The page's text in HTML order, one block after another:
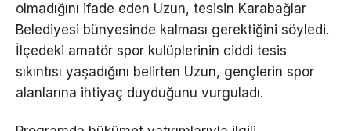
olmadığını ifade eden Uzun, tesisin Karabağlar
Belediyesi bünyesinde kalması gerektiğini söyledi.
İlçedeki amatör spor kulüplerinin ciddi tesis
sıkıntısı yaşadığını belirten Uzun, gençlerin spor
alanlarına ihtiyaç duyduğunu vurguladı.